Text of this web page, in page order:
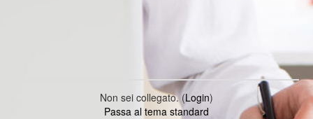
Non sei collegato. (Login)
Passa al tema standard